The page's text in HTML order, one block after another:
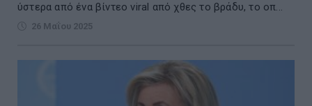
ύστερα από ένα βίντεο viral από χθες το βράδυ, το οπ...
26 Μαΐου 2025